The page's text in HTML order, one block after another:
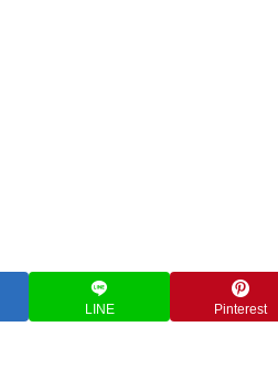
LINE Pinterest